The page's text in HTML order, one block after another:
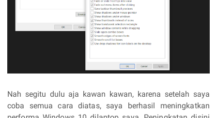
Nah segitu dulu aja kawan kawan, karena setelah saya
coba semua cara diatas, saya berhasil meningkatkan